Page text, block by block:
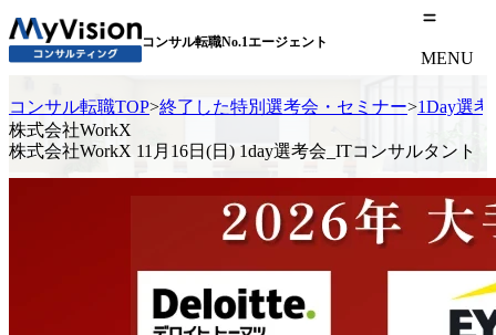
コンサル転職No.1エージェント
MENU
コンサル転職TOP>終了した特別選考会・セミナー>1Day選考
株式会社WorkX
株式会社WorkX 11月16日(日) 1day選考会_ITコンサルタント